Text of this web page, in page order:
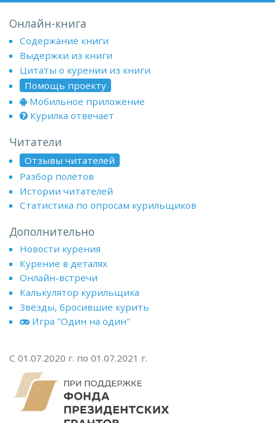
Онлайн-книга
Содержание книги
Выдержки из книги
Цитаты о курении из книги
Помощь проекту
Мобильное приложение
Курилка отвечает
Читатели
Отзывы читателей
Разбор полётов
Истории читателей
Статистика по опросам курильщиков
Дополнительно
Новости курения
Курение в деталях
Онлайн-встречи
Калькулятор курильщика
Звёзды, бросившие курить
Игра "Один на один"
С 01.07.2020 г. по 01.07.2021 г.